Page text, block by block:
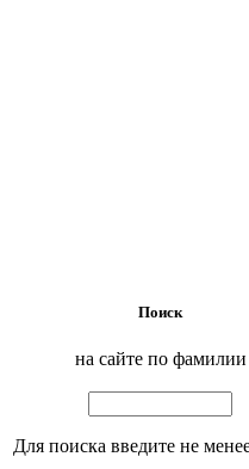
Поиск
на сайте по фамилии
Для поиска введите не